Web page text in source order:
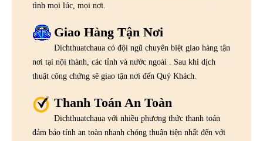
tình mọi lúc, mọi nơi.
Giao Hàng Tận Nơi
Dichthuatchaua có đội ngũ chuyên biệt giao hàng tận
nơi tại nội thành, các tỉnh và nước ngoài . Sau khi dịch
thuật công chứng sẽ giao tận nơi đến Quý Khách.
Thanh Toán An Toàn
Dichthuatchaua với nhiều phương thức thanh toán
đảm bảo tính an toàn nhanh chóng thuận tiện nhất đến với